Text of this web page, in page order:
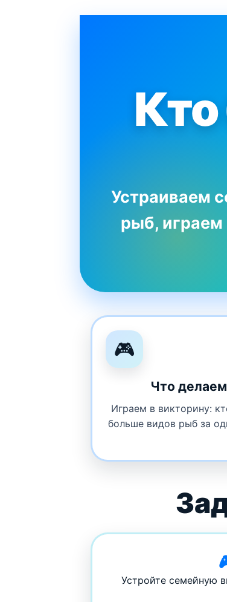
Кто
Устраиваем
рыб,
🎮
Что
Играем в викторину:
больше видов рыб за
Устройте семейную